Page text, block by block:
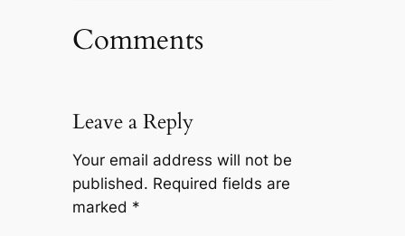
Comments
Leave a Reply
Your email address will not be
published. Required fields are
marked *